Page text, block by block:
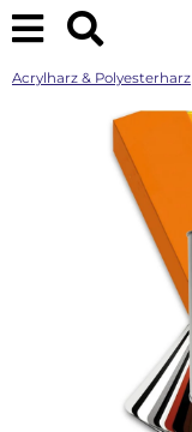
Acrylharz & Polyesterharz